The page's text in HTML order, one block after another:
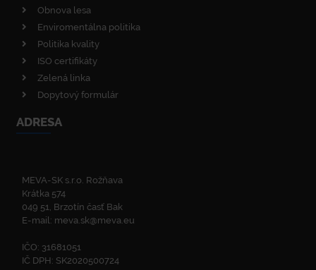
Obnova lesa
Enviromentálna politika
Politika kvality
ISO certifikáty
Zelená linka
Dopytový formulár
ADRESA
MEVA-SK s.r.o. Rožňava
Krátka 574
049 51, Brzotín časť Bak
E-mail: meva.sk@meva.eu
IČO: 31681051
IČ DPH: SK2020500724